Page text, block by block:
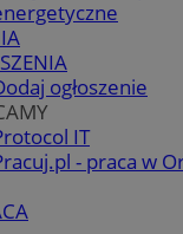
ogłoszenie
IT
- praca w